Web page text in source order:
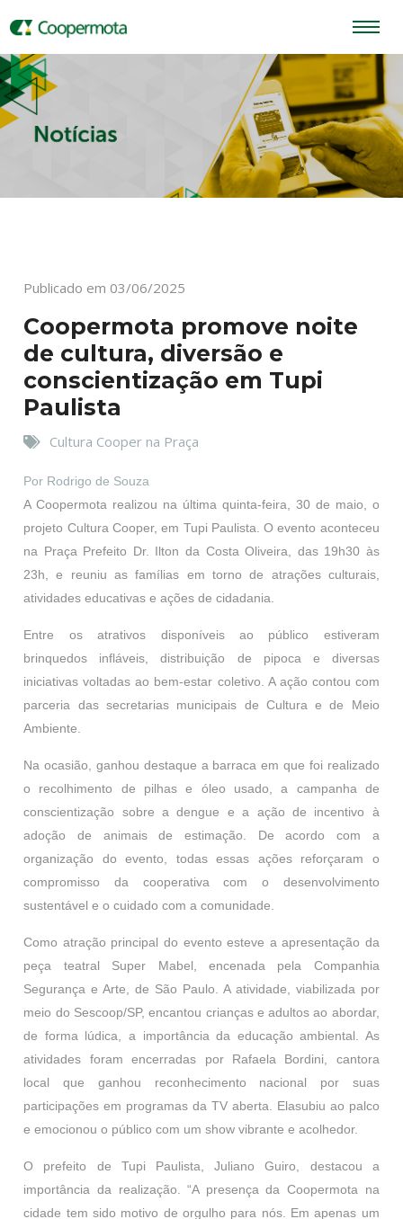
Publicado em 03/06/2025
Coopermota promove noite
de cultura, diversão e
conscientização em Tupi
Paulista
Cultura Cooper na Praça
Por Rodrigo de Souza
A Coopermota realizou na última quinta-feira, 30 de maio, o
projeto Cultura Cooper, em Tupi Paulista. O evento aconteceu
na Praça Prefeito Dr. Ilton da Costa Oliveira, das 19h30 às
23h, e reuniu as famílias em torno de atrações culturais,
atividades educativas e ações de cidadania.
Entre os atrativos disponíveis ao público estiveram
brinquedos infláveis, distribuição de pipoca e diversas
iniciativas voltadas ao bem-estar coletivo. A ação contou com
parceria das secretarias municipais de Cultura e de Meio
Ambiente.
Na ocasião, ganhou destaque a barraca em que foi realizado
o recolhimento de pilhas e óleo usado, a campanha de
conscientização sobre a dengue e a ação de incentivo à
adoção de animais de estimação. De acordo com a
organização do evento, todas essas ações reforçaram o
compromisso da cooperativa com o desenvolvimento
sustentável e o cuidado com a comunidade.
Como atração principal do evento esteve a apresentação da
peça teatral Super Mabel, encenada pela Companhia
Segurança e Arte, de São Paulo. A atividade, viabilizada por
meio do Sescoop/SP, encantou crianças e adultos ao abordar,
de forma lúdica, a importância da educação ambiental. As
atividades foram encerradas por Rafaela Bordini, cantora
local que ganhou reconhecimento nacional por suas
participações em programas da TV aberta. Elasubiu ao palco
e emocionou o público com um show vibrante e acolhedor.
O prefeito de Tupi Paulista, Juliano Guiro, destacou a
importância da realização. “A presença da Coopermota na
cidade tem sido motivo de orgulho para nós. Em apenas um